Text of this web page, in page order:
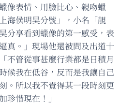
像表情、用臉比心、親吻蠟
海侯明昊分號」，小名「靚
分享看到蠟像的第一感受，表
真。」現場他還被問及出道十
不管從事甚麼行業都是日積月
候我在低谷，反而是我讓自己
。所以我不覺得某一段時刻更
珍惜現在！」